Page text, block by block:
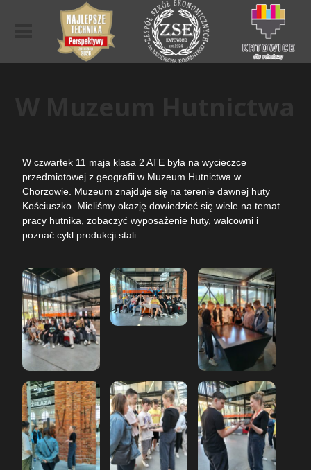
W czwartek 11 maja klasa 2 ATE była na wycieczce
przedmiotowej z geografii w Muzeum Hutnictwa w
Chorzowie. Muzeum znajduje się na terenie dawnej huty
Kościuszko. Mieliśmy okazję dowiedzieć się wiele na temat
pracy hutnika, zobaczyć wyposażenie huty, walcowni i
poznać cykl produkcji stali.